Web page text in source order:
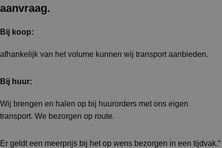
aanvraag.
Bij koop:
afhankelijk van het volume kunnen wij transport aanbieden.
Bij huur:
Wij brengen en halen op bij huurorders met ons eigen
transport. We bezorgen op route.
Er geldt een meerprijs bij het op wens bezorgen in een tijdvak.“